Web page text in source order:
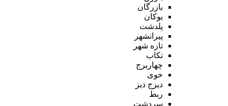
بازرگان
بوکان
پلدشت
پیرانشهر
تازه شهر
تکاب
چهاربرج
خوی
دیزج دیز
ربط
سردشت